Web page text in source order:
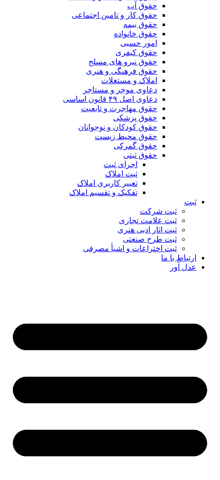
حقوق آب
حقوق کار و تامین اجتماعی
حقوق بیمه
حقوق خانواده
امور حسبی
حقوق کیفری
حقوق نیرو های مسلح
حقوق فرهنگی و هنری
املاک و مستغلات
دعاوی موجر و مستاجر
دعاوی اصل ۴۹ قانون اساسی
حقوق مهاجرت و تابعیت
حقوق پزشکی
حقوق کودکان و نوجوانان
حقوق محیط زیست
حقوق گمرکی
حقوق ثبتی
اجرای ثبت
ثبت املاک
تغییر کاربری املاک
تفکیک و تقسیم املاک
ثبت
ثبت شرکت
ثبت علامت تجاری
ثبت اثار ادبی هنری
ثبت طرح صنعتی
ثبت اختراعات و اشیا‌ٔ مصرفی
ارتباط با ما
عدل آور